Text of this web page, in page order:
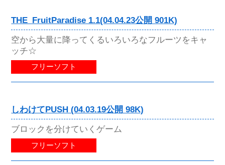
THE_FruitParadise 1.1(04.04.23公開 901K)
空から大量に降ってくるいろいろなフルーツをキャ
ッチ☆
フリーソフト
しわけてPUSH (04.03.19公開 98K)
ブロックを分けていくゲーム
フリーソフト